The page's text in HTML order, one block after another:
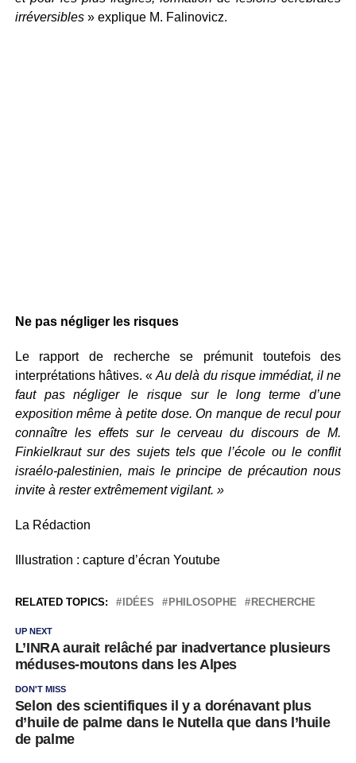
irréversibles » explique M. Falinovicz.
Ne pas négliger les risques
Le rapport de recherche se prémunit toutefois des
interprétations hâtives. «Au delà du risque immédiat, il ne
faut pas négliger le risque sur le long terme d’une
exposition même à petite dose. On manque de recul pour
connaître les effets sur le cerveau du discours de M.
Finkielkraut sur des sujets tels que l’école ou le conflit
israélo-palestinien, mais le principe de précaution nous
invite à rester extrêmement vigilant. »
La Rédaction
Illustration : capture d’écran Youtube
RELATED TOPICS: IDÉES PHILOSOPHE RECHERCHE
UP NEXT
L’INRA aurait relâché par inadvertance plusieurs
méduses-moutons dans les Alpes
DON'T MISS
Selon des scientifiques il y a dorénavant plus
d’huile de palme dans le Nutella que dans l’huile
de palme